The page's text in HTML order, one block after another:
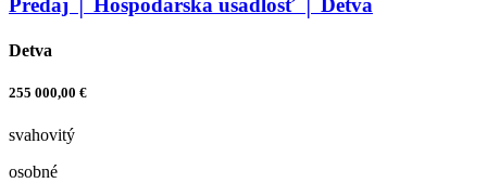
Predaj │ Hospodárska usadlosť │ Detva
Detva
255 000,00 €
svahovitý
osobné